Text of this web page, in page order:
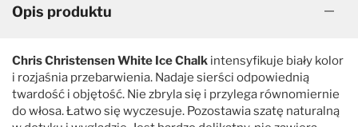
Opis produktu
Chris Christensen White Ice Chalk intensyfikuje biały kolor
i rozjaśnia przebarwienia. Nadaje sierści odpowiednią
twardość i objętość. Nie zbryla się i przylega równomiernie
do włosa. Łatwo się wyczesuje. Pozostawia szatę naturalną